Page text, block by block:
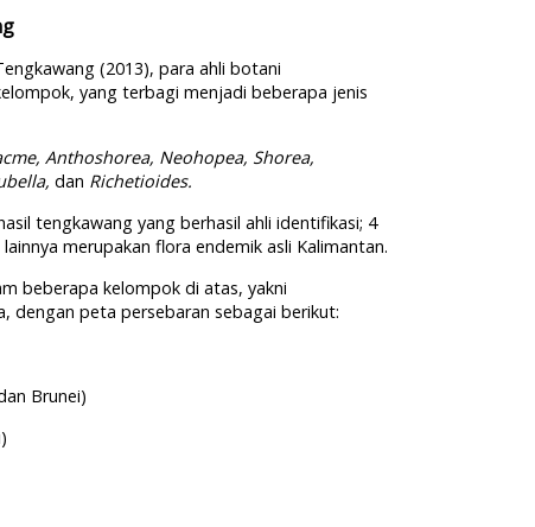
(2013), para ahli botani
yang terbagi menjadi beberapa jenis
Anthoshorea, Neohopea, Shorea,
dan Richetioides.
tengkawang yang berhasil ahli identifikasi; 4
merupakan flora endemik asli Kalimantan.
beberapa kelompok di atas, yakni
dengan peta persebaran sebagai berikut:
Brunei)